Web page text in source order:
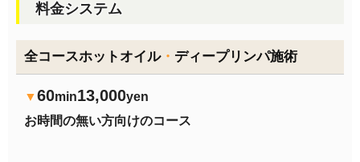
料金システム
全コースホットオイル・ ディープリンパ施術
▼60min13,000yen
お時間の無い方向けのコース